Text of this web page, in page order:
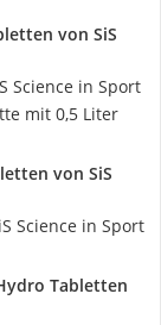
von SiS
Science in Sport
mit 0,5 Liter
von SiS
Science in Sport
Tabletten